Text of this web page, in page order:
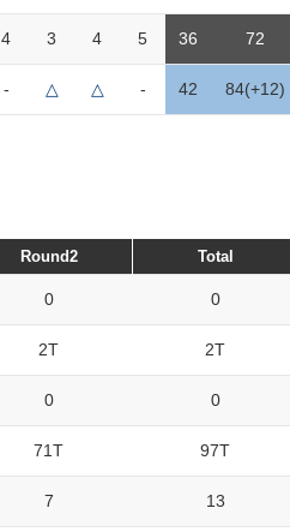
4 3 4 5 36 72
- △ △ - 42 84(+12)
Round2 Total
0 0
2T 2T
0 0
71T 97T
7 13